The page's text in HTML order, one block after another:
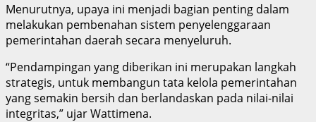
Menurutnya, upaya ini menjadi bagian penting dalam
melakukan pembenahan sistem penyelenggaraan
pemerintahan daerah secara menyeluruh.
“Pendampingan yang diberikan ini merupakan langkah
strategis, untuk membangun tata kelola pemerintahan
yang semakin bersih dan berlandaskan pada nilai-nilai
integritas,” ujar Wattimena.